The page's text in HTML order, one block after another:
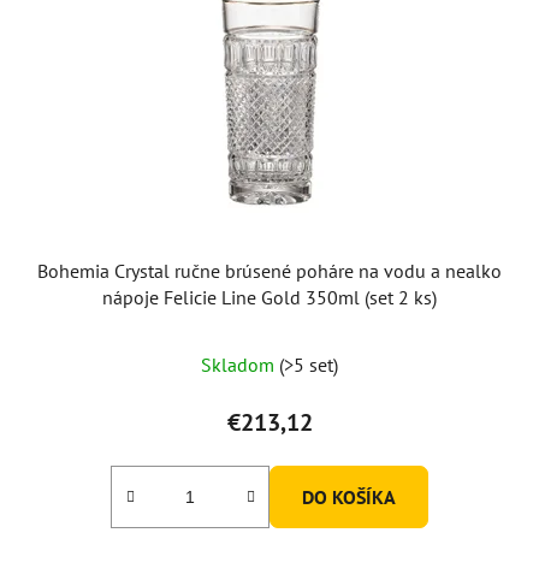
Bohemia Crystal ručne brúsené poháre na vodu a nealko
nápoje Felicie Line Gold 350ml (set 2 ks)
Skladom (>5 set)
€213,12
DO KOŠÍKA